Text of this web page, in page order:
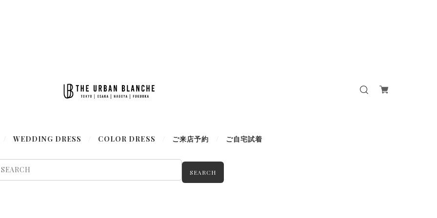
WEDDING DRESS COLOR DRESS ご来店予約 ご自宅試着
SEARCH